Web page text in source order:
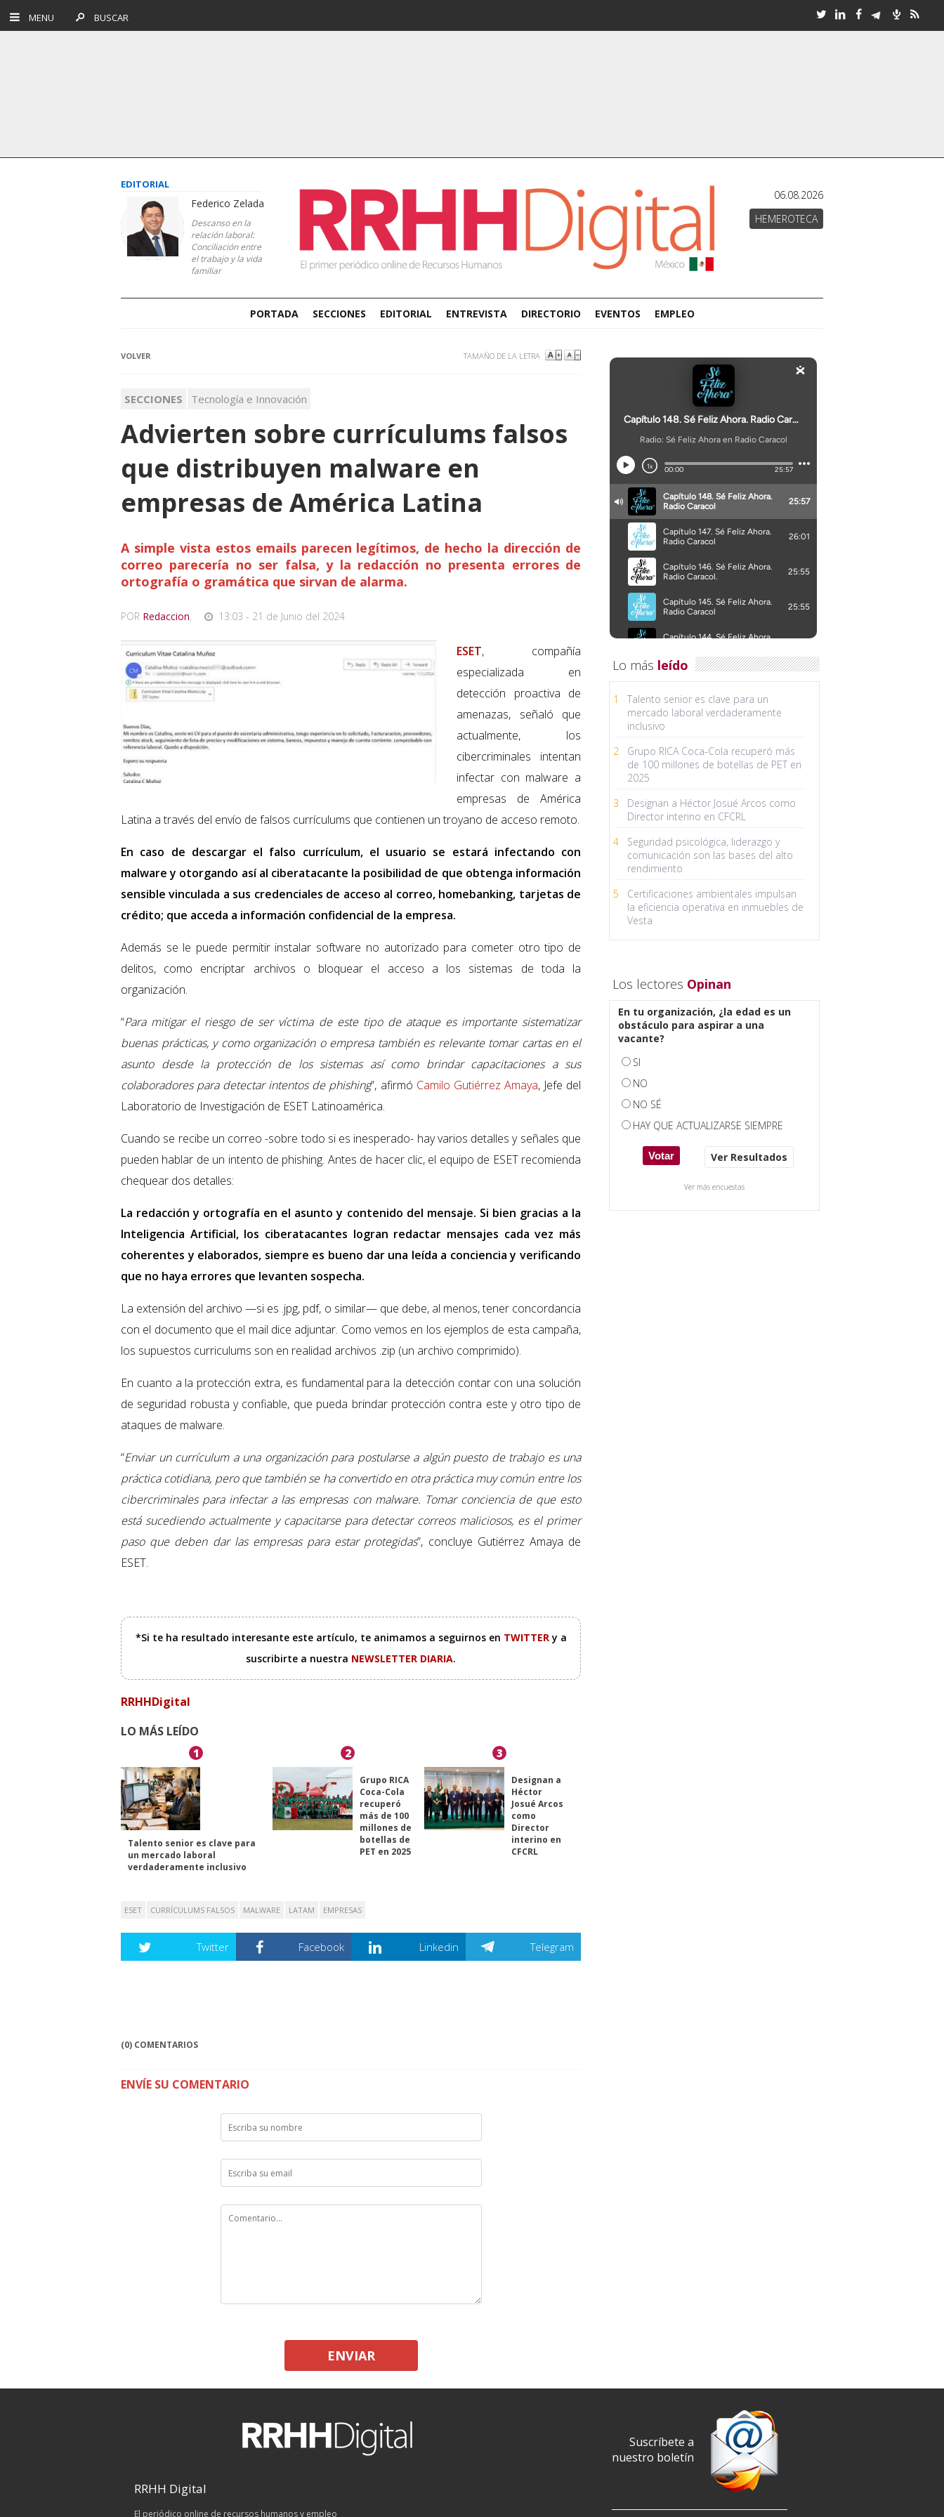
MENU BUSCAR
EDITORIAL
Federico Zelada
Descanso en la
relación laboral:
Conciliación entre
el trabajo y la vida
familiar
06.08.2026
HEMEROTECA
PORTADA SECCIONES EDITORIAL ENTREVISTA DIRECTORIO EVENTOS EMPLEO
VOLVER TAMAÑO DE LA LETRA
SECCIONES Tecnología e Innovación
Advierten sobre currículums falsos
que distribuyen malware en
empresas de América Latina
A simple vista estos emails parecen legítimos, de hecho la dirección de
correo parecería no ser falsa, y la redacción no presenta errores de
ortografía o gramática que sirvan de alarma.
POR Redaccion, 13:03 - 21 de Junio del 2024
ESET, compañía
especializada en
detección proactiva de
amenazas, señaló que
actualmente, los
cibercriminales intentan
infectar con malware a
empresas de América
Latina a través del envío de falsos currículums que contienen un troyano de acceso remoto.
En caso de descargar el falso currículum, el usuario se estará infectando con
malware y otorgando así al ciberatacante la posibilidad de que obtenga información
sensible vinculada a sus credenciales de acceso al correo, homebanking, tarjetas de
crédito; que acceda a información confidencial de la empresa.
Además se le puede permitir instalar software no autorizado para cometer otro tipo de
delitos, como encriptar archivos o bloquear el acceso a los sistemas de toda la
organización.
“Para mitigar el riesgo de ser víctima de este tipo de ataque es importante sistematizar
buenas prácticas, y como organización o empresa también es relevante tomar cartas en el
asunto desde la protección de los sistemas así como brindar capacitaciones a sus
colaboradores para detectar intentos de phishing”, afirmó Camilo Gutiérrez Amaya, Jefe del
Laboratorio de Investigación de ESET Latinoamérica.
Cuando se recibe un correo -sobre todo si es inesperado- hay varios detalles y señales que
pueden hablar de un intento de phishing. Antes de hacer clic, el equipo de ESET recomienda
chequear dos detalles:
La redacción y ortografía en el asunto y contenido del mensaje. Si bien gracias a la
Inteligencia Artificial, los ciberatacantes logran redactar mensajes cada vez más
coherentes y elaborados, siempre es bueno dar una leída a conciencia y verificando
que no haya errores que levanten sospecha.
La extensión del archivo —si es .jpg, pdf, o similar— que debe, al menos, tener concordancia
con el documento que el mail dice adjuntar. Como vemos en los ejemplos de esta campaña,
los supuestos curriculums son en realidad archivos .zip (un archivo comprimido).
En cuanto a la protección extra, es fundamental para la detección contar con una solución
de seguridad robusta y confiable, que pueda brindar protección contra este y otro tipo de
ataques de malware.
“Enviar un currículum a una organización para postularse a algún puesto de trabajo es una
práctica cotidiana, pero que también se ha convertido en otra práctica muy común entre los
cibercriminales para infectar a las empresas con malware. Tomar conciencia de que esto
está sucediendo actualmente y capacitarse para detectar correos maliciosos, es el primer
paso que deben dar las empresas para estar protegidas”, concluye Gutiérrez Amaya de
ESET.
*Si te ha resultado interesante este artículo, te animamos a seguirnos en TWITTERy a
suscribirte a nuestra NEWSLETTER DIARIA.
RRHHDigital
LO MÁS LEÍDO
1
Talento senior es clave para
un mercado laboral
verdaderamente inclusivo
2
Grupo RICA
Coca-Cola
recuperó
más de 100
millones de
botellas de
PET en 2025
3
Designan a
Héctor
Josué Arcos
como
Director
interino en
CFCRL
ESET CURRÍCULUMS FALSOS MALWARE LATAM EMPRESAS
Twitter Facebook Linkedin Telegram
(0) COMENTARIOS
ENVÍE SU COMENTARIO
ENVIAR
Lo más leído
1
Talento senior es clave para un
mercado laboral verdaderamente
inclusivo
2
Grupo RICA Coca-Cola recuperó más
de 100 millones de botellas de PET en
2025
3
Designan a Héctor Josué Arcos como
Director interino en CFCRL
4
Seguridad psicológica, liderazgo y
comunicación son las bases del alto
rendimiento
5
Certificaciones ambientales impulsan
la eficiencia operativa en inmuebles de
Vesta
Los lectores Opinan
En tu organización, ¿la edad es un
obstáculo para aspirar a una
vacante?
SI
NO
NO SÉ
HAY QUE ACTUALIZARSE SIEMPRE
Ver Resultados
Ver más encuestas
RRHH Digital
El periódico online de recursos humanos y empleo
Suscríbete a
nuestro boletín